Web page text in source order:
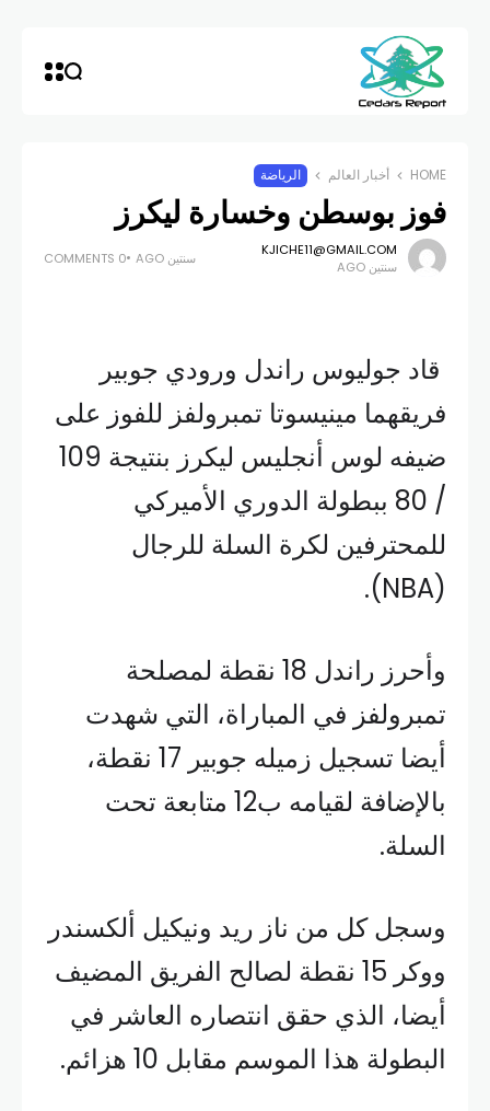
HOME أخبار العالم الرياضة
فوز بوسطن وخسارة ليكرز
KJICHE11@GMAIL.COM
سنتين AGO
سنتين AGO 0 COMMENTS
قاد جوليوس راندل ورودي جوبير
فريقهما مينيسوتا تمبرولفز للفوز على
ضيفه لوس أنجليس ليكرز بنتيجة 109
/ 80 ببطولة الدوري الأميركي
للمحترفين لكرة السلة للرجال
(NBA).
وأحرز راندل 18 نقطة لمصلحة
تمبرولفز في المباراة، التي شهدت
أيضا تسجيل زميله جوبير 17 نقطة،
بالإضافة لقيامه ب12 متابعة تحت
السلة.
وسجل كل من ناز ريد ونيكيل ألكسندر
ووكر 15 نقطة لصالح الفريق المضيف
أيضا، الذي حقق انتصاره العاشر في
البطولة هذا الموسم مقابل 10 هزائم.